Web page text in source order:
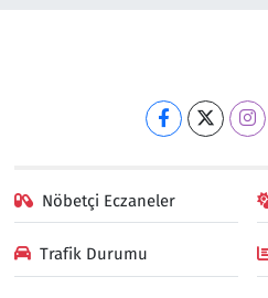
Nöbetçi Eczaneler
Trafik Durumu